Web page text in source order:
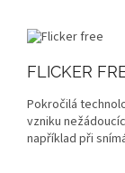
FLICKER
Pokročilá
vzniku
například při